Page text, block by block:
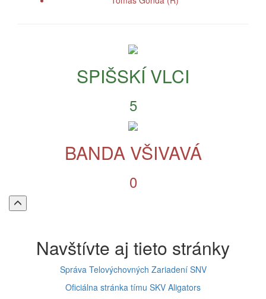
SPIŠSKÍ VLCI
5
BANDA VŠIVAVÁ
0
Späť
na
Navštívte aj tieto stránky
Správa Telovýchovných Zariadení SNV
Oficiálna stránka tímu SKV Aligators